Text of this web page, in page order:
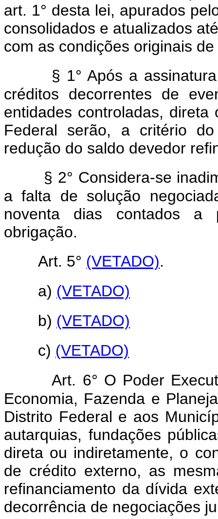
art. 1° desta lei, apurados
consolidados e atualizados
com as condições originais
§ 1° Após a
créditos decorrentes de
entidades controladas,
Federal serão, a critério
redução do saldo devedor
§ 2° Considera-se
a falta de solução
noventa dias contados a
obrigação.
Art. 5° (VETADO).
a) (VETADO)
b) (VETADO)
c) (VETADO)
Art. 6° O Poder
Economia, Fazenda e
Distrito Federal e aos
autarquias, fundações
direta ou indiretamente, o
de crédito externo, as
refinanciamento da dívida
decorrência de negociações